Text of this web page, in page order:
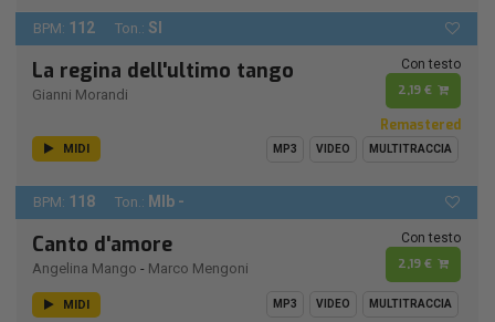
BPM: 112 Ton.: SI
La regina dell'ultimo tango
Gianni Morandi
Con testo
2,19 €
Remastered
MIDI MP3 VIDEO MULTITRACCIA
BPM: 118 Ton.: MIb -
Canto d'amore
Angelina Mango - Marco Mengoni
Con testo
2,19 €
MIDI MP3 VIDEO MULTITRACCIA